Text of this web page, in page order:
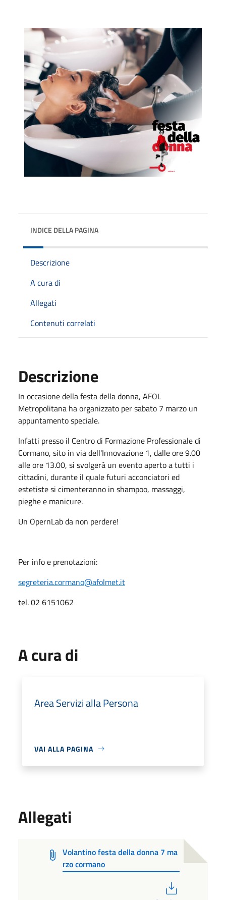
INDICE DELLA PAGINA
Descrizione
A cura di
Allegati
Contenuti correlati
Descrizione
In occasione della festa della donna, AFOL
Metropolitana ha organizzato per sabato 7 marzo un
appuntamento speciale.
Infatti presso il Centro di Formazione Professionale di
Cormano, sito in via dell'Innovazione 1, dalle ore 9.00
alle ore 13.00, si svolgerà un evento aperto a tutti i
cittadini, durante il quale futuri acconciatori ed
estetiste si cimenteranno in shampoo, massaggi,
pieghe e manicure.
Un OpernLab da non perdere!
Per info e prenotazioni:
segreteria.cormano@afolmet.it
tel. 02 6151062
A cura di
Area Servizi alla Persona
VAI ALLA PAGINA
Allegati
Volantino festa della donna 7 ma
rzo cormano